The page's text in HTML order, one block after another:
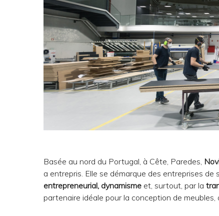
Basée au nord du Portugal, à Cête, Paredes,
a entrepris. Elle se démarque des entreprises de
entrepreneurial, dynamisme et, surtout, par la
partenaire idéale pour la conception de